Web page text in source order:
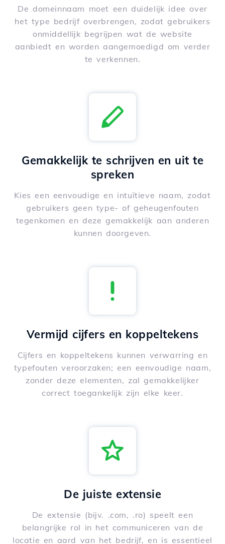
De domeinnaam moet een duidelijk idee over
het type bedrijf overbrengen, zodat gebruikers
onmiddellijk begrijpen wat de website
aanbiedt en worden aangemoedigd om verder
te verkennen.
Gemakkelijk te schrijven en uit te
spreken
Kies een eenvoudige en intuïtieve naam, zodat
gebruikers geen type- of geheugenfouten
tegenkomen en deze gemakkelijk aan anderen
kunnen doorgeven.
Vermijd cijfers en koppeltekens
Cijfers en koppeltekens kunnen verwarring en
typefouten veroorzaken; een eenvoudige naam,
zonder deze elementen, zal gemakkelijker
correct toegankelijk zijn elke keer.
De juiste extensie
De extensie (bijv. .com, .ro) speelt een
belangrijke rol in het communiceren van de
locatie en aard van het bedrijf, en is essentieel